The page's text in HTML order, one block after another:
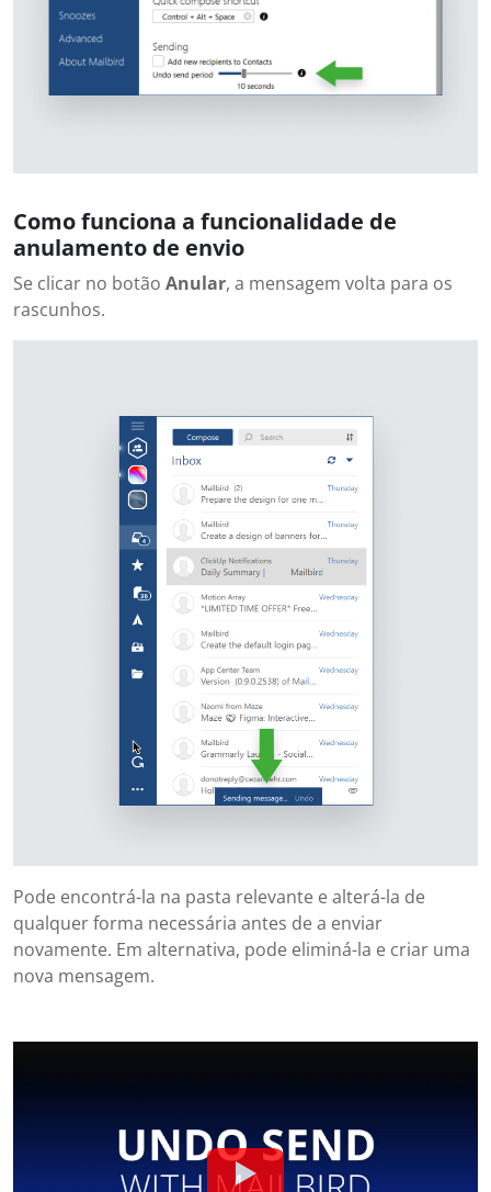
Como funciona a funcionalidade de
anulamento de envio
Se clicar no botão Anular, a mensagem volta para os
rascunhos.
Pode encontrá-la na pasta relevante e alterá-la de
qualquer forma necessária antes de a enviar
novamente. Em alternativa, pode eliminá-la e criar uma
nova mensagem.